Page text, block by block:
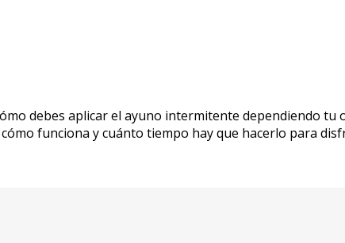
debes aplicar el ayuno intermitente dependiendo tu
funciona y cuánto tiempo hay que hacerlo para